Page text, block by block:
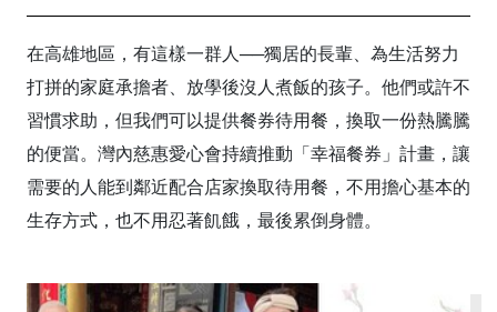
在高雄地區，有這樣一群人──獨居的長輩、為生活努力
打拼的家庭承擔者、放學後沒人煮飯的孩子。他們或許不
習慣求助，但我們可以提供餐券待用餐，換取一份熱騰騰
的便當。灣內慈惠愛心會持續推動「幸福餐券」計畫，讓
需要的人能到鄰近配合店家換取待用餐，不用擔心基本的
生存方式，也不用忍著飢餓，最後累倒身體。